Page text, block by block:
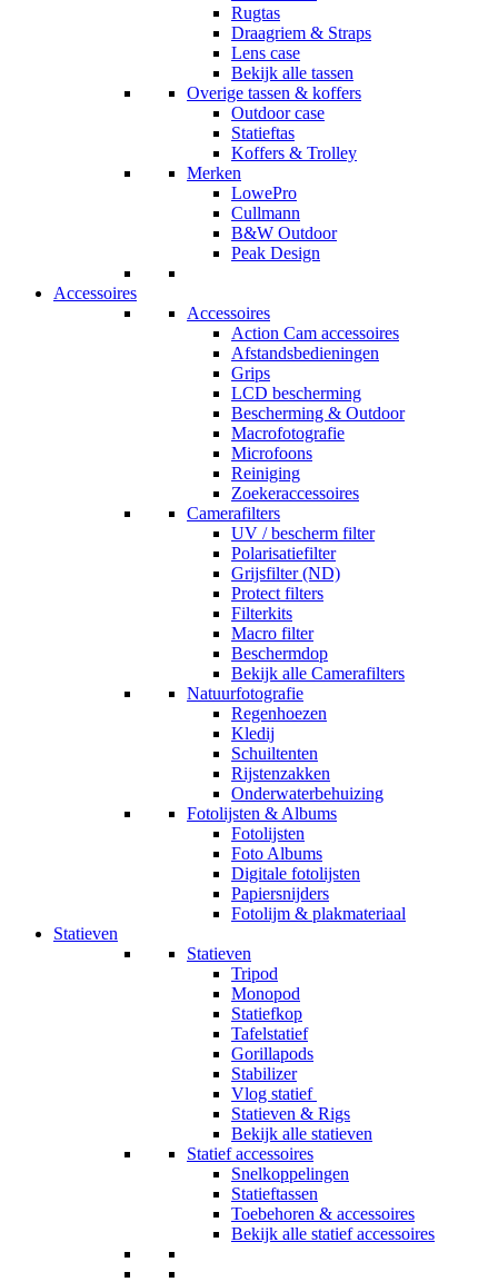
Rugtas
Draagriem & Straps
Lens case
Bekijk alle tassen
Overige tassen & koffers
Outdoor case
Statieftas
Koffers & Trolley
Merken
LowePro
Cullmann
B&W Outdoor
Peak Design
Accessoires
Accessoires
Action Cam accessoires
Afstandsbedieningen
Grips
LCD bescherming
Bescherming & Outdoor
Macrofotografie
Microfoons
Reiniging
Zoekeraccessoires
Camerafilters
UV / bescherm filter
Polarisatiefilter
Grijsfilter (ND)
Protect filters
Filterkits
Macro filter
Beschermdop
Bekijk alle Camerafilters
Natuurfotografie
Regenhoezen
Kledij
Schuiltenten
Rijstenzakken
Onderwaterbehuizing
Fotolijsten & Albums
Fotolijsten
Foto Albums
Digitale fotolijsten
Papiersnijders
Fotolijm & plakmateriaal
Statieven
Statieven
Tripod
Monopod
Statiefkop
Tafelstatief
Gorillapods
Stabilizer
Vlog statief
Statieven & Rigs
Bekijk alle statieven
Statief accessoires
Snelkoppelingen
Statieftassen
Toebehoren & accessoires
Bekijk alle statief accessoires